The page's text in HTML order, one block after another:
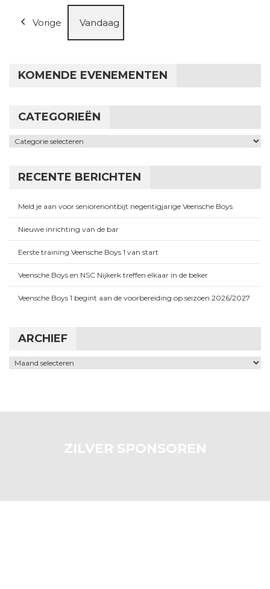
Vorige Vandaag
KOMENDE EVENEMENTEN
CATEGORIEËN
Categorieën
RECENTE BERICHTEN
Meld je aan voor seniorenontbijt negentigjarige Veensche Boys
Nieuwe inrichting van de bar
Eerste training Veensche Boys 1 van start
Veensche Boys en NSC Nijkerk treffen elkaar in de beker
Veensche Boys 1 begint aan de voorbereiding op seizoen 2026/2027
ARCHIEF
Archief
ZILVER SPONSOREN